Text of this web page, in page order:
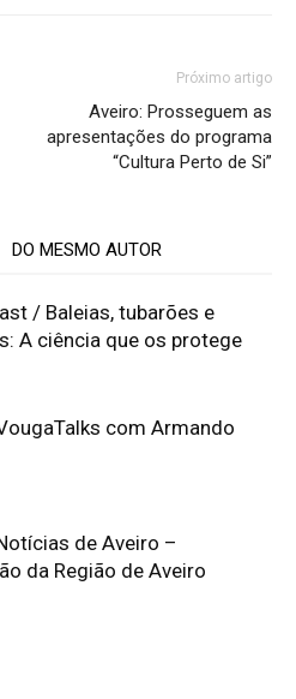
Próximo artigo
Aveiro: Prosseguem as
apresentações do programa
“Cultura Perto de Si”
DO MESMO AUTOR
/ Baleias, tubarões e
A ciência que os protege
com Armando
de Aveiro –
da Região de Aveiro